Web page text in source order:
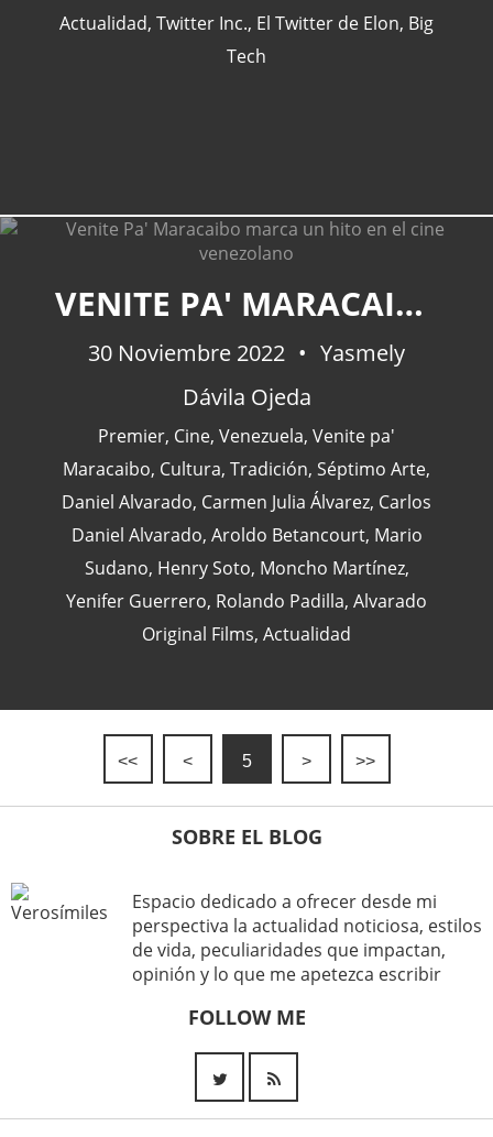
Actualidad, Twitter Inc., El Twitter de Elon, Big
Tech
VENITE PA' MARACAIBO MARCA UN HITO EN EL CINE VENEZOLANO
30 Noviembre 2022
Yasmely
Dávila Ojeda
Premier, Cine, Venezuela, Venite pa'
Maracaibo, Cultura, Tradición, Séptimo Arte,
Daniel Alvarado, Carmen Julia Álvarez, Carlos
Daniel Alvarado, Aroldo Betancourt, Mario
Sudano, Henry Soto, Moncho Martínez,
Yenifer Guerrero, Rolando Padilla, Alvarado
Original Films, Actualidad
<< < 5 > >>
SOBRE EL BLOG
Espacio dedicado a ofrecer desde mi
perspectiva la actualidad noticiosa, estilos
de vida, peculiaridades que impactan,
opinión y lo que me apetezca escribir
FOLLOW ME